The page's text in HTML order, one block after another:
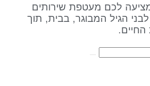
מעטפת שירותים
המבוגר, בבית, תוך